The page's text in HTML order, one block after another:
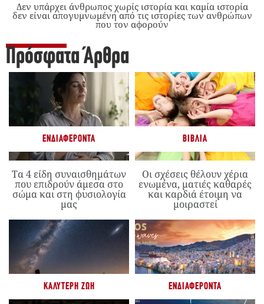
Δεν υπάρχει άνθρωπος χωρίς ιστορία και καμία ιστορία
δεν είναι απογυμνωμένη από τις ιστορίες των ανθρώπων
που τον αφορούν
Πρόσφατα Άρθρα
ΕΝΔΙΑΦΈΡΟΝΤΑ
Τα 4 είδη συναισθημάτων
που επιδρούν άμεσα στο
σώμα και στη φυσιολογία
μας
ΒΙΒΛΊΑ
Οι σχέσεις θέλουν χέρια
ενωμένα, ματιές καθαρές
και καρδιά έτοιμη να
μοιραστεί
ΚΑΛΎΤΕΡΗ ΖΩΉ ΕΝΔΙΑΦΈΡΟΝΤΑ